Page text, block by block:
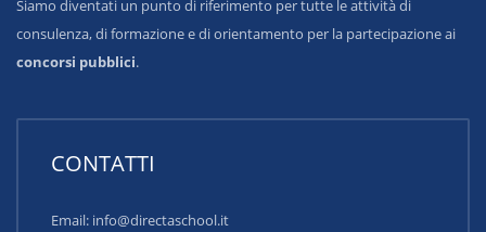
Siamo diventati un punto di riferimento per tutte le attività di
consulenza, di formazione e di orientamento per la partecipazione ai
concorsi pubblici.
CONTATTI
Email: info@directaschool.it